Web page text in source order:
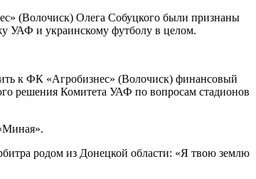
(Волочиск) Олега Собуцкого были признаны
УАФ и украинскому футболу в целом.
к ФК «Агробизнес» (Волочиск) финансовый
решения Комитета УАФ по вопросам стадионов
родом из Донецкой области: «Я твою землю